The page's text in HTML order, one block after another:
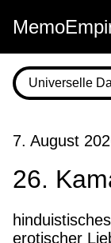
Universelle
7. August
26.
erotischer